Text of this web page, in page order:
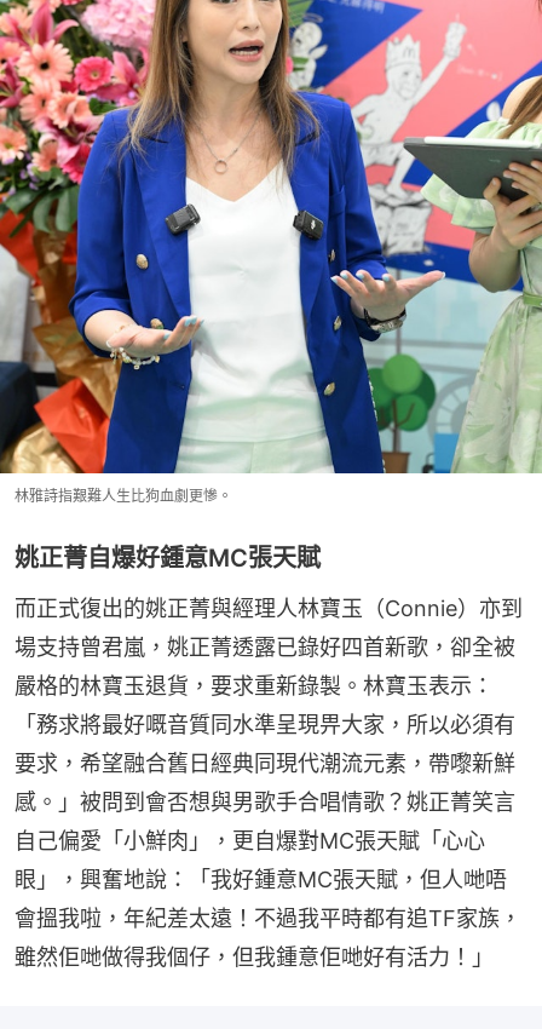
林雅詩指艱難人生比狗血劇更慘。
姚正菁自爆好鍾意MC張天賦
而正式復出的姚正菁與經理人林寶玉（Connie）亦到
場支持曾君嵐，姚正菁透露已錄好四首新歌，卻全被
嚴格的林寶玉退貨，要求重新錄製。林寶玉表示：
「務求將最好嘅音質同水準呈現畀大家，所以必須有
要求，希望融合舊日經典同現代潮流元素，帶嚟新鮮
感。」被問到會否想與男歌手合唱情歌？姚正菁笑言
自己偏愛「小鮮肉」，更自爆對MC張天賦「心心
眼」，興奮地說：「我好鍾意MC張天賦，但人哋唔
會搵我啦，年紀差太遠！不過我平時都有追TF家族，
雖然佢哋做得我個仔，但我鍾意佢哋好有活力！」